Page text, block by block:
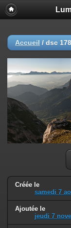
Accueil / dsc
Créée le
samedi 7
Ajoutée le
jeudi 7